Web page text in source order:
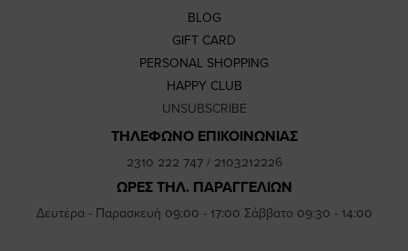
BLOG
GIFT CARD
PERSONAL SHOPPING
HAPPY CLUB
UNSUBSCRIBE
ΤΗΛΕΦΩΝΟ ΕΠΙΚΟΙΝΩΝΙΑΣ
2310 222 747/ 2103212226
ΩΡΕΣ ΤΗΛ. ΠΑΡΑΓΓΕΛΙΩΝ
Δευτέρα - Παρασκευή 09:00 - 17:00 Σάββατο 09:30 - 14:00